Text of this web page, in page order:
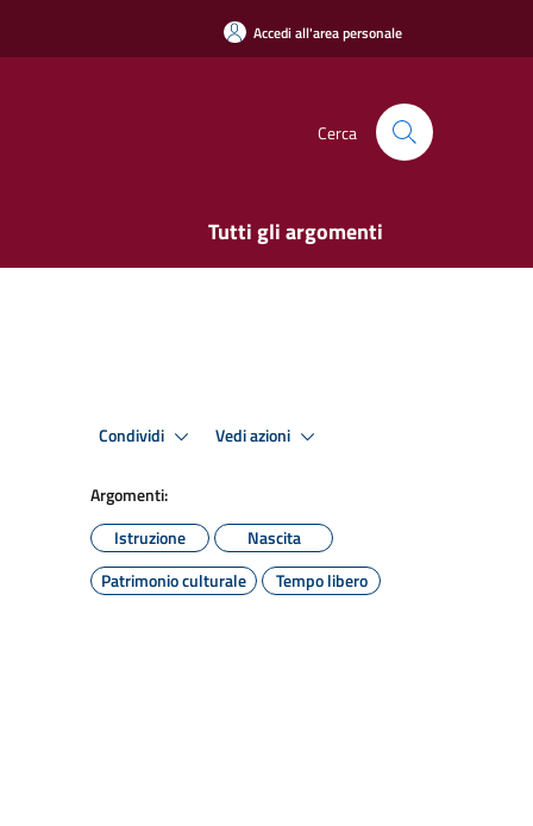
Accedi all'area personale
Cerca
Tutti gli argomenti
Condividi Vedi azioni
Argomenti:
Istruzione
Nascita
Patrimonio culturale
Tempo libero